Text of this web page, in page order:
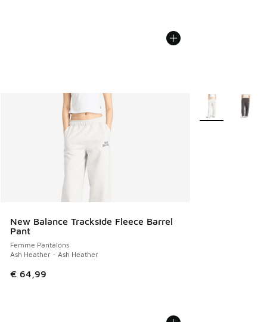
New Balance Trackside Fleece Barrel
Pant
Femme Pantalons
Ash Heather - Ash Heather
€ 64,99
Plus de couleurs